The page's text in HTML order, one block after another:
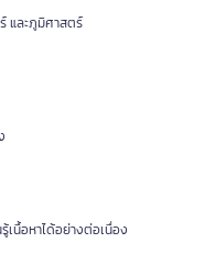
และภูมิศาสตร์
เนื้อหาได้อย่างต่อเนื่อง